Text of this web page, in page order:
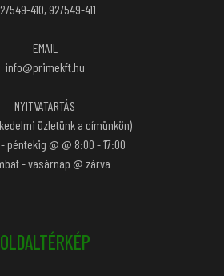
549-410, 92/549-411
EMAIL
info@primekft.hu
NYITVATARTÁS
üzletünk a címünkön)
péntekig @ @ 8:00 - 17:00
- vasárnap @ zárva
OLDALTÉRKÉP